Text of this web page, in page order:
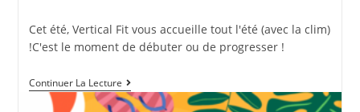
la
publication :
Cet été, Vertical Fit vous accueille tout l'été (avec la clim)
!C'est le moment de débuter ou de progresser !
Continuer La LectureVertical
Fit
Angoulême